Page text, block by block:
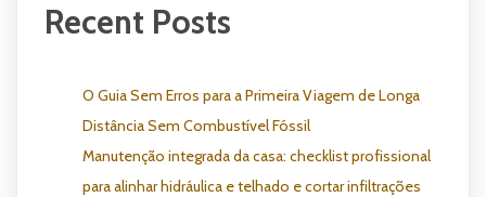
Recent Posts
O Guia Sem Erros para a Primeira Viagem de Longa
Distância Sem Combustível Fóssil
Manutenção integrada da casa: checklist profissional
para alinhar hidráulica e telhado e cortar infiltrações